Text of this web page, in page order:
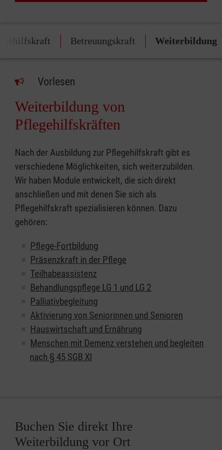
Betreuungskraft Weiterbildung
Vorlesen
Weiterbildung von
Pflegehilfskräften
Nach der Ausbildung zur Pflegehilfskraft gibt es
verschiedene Möglichkeiten, sich weiterzubilden.
Wir haben Module entwickelt, die sich direkt
anschließen und mit denen Sie sich als
Pflegehilfskraft spezialisieren können. Dazu
gehören:
Pflege-Fortbildung
Präsenzkraft in der Pflege
Teilhabeassistenz
Behandlungspflege LG 1 und LG 2
Palliativbegleitung
Aktivierung von Seniorinnen und Senioren
Hauswirtschaft und Ernährung
Menschen mit Demenz verstehen und begleiten
nach § 45 SGB XI
Buchen Sie direkt Ihre
Weiterbildung vor Ort